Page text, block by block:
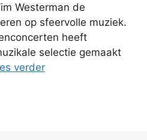
Westerman de
op sfeervolle muziek.
heeft
selectie gemaakt
verder